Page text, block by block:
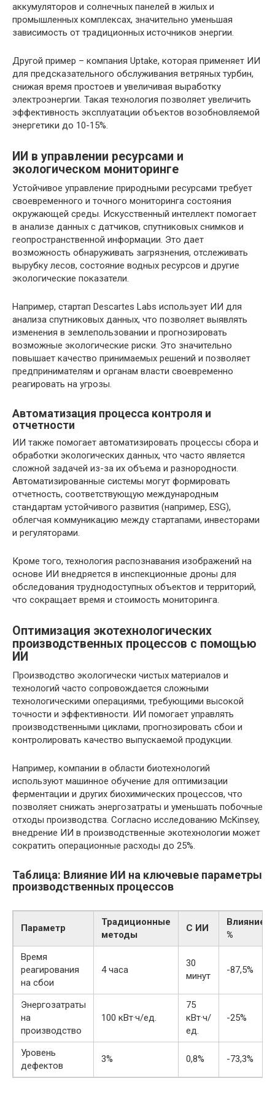
аккумуляторов и солнечных панелей в жилых и
промышленных комплексах, значительно уменьшая
зависимость от традиционных источников энергии.
Другой пример – компания Uptake, которая применяет ИИ
для предсказательного обслуживания ветряных турбин,
снижая время простоев и увеличивая выработку
электроэнергии. Такая технология позволяет увеличить
эффективность эксплуатации объектов возобновляемой
энергетики до 10-15%.
ИИ в управлении ресурсами и
экологическом мониторинге
Устойчивое управление природными ресурсами требует
своевременного и точного мониторинга состояния
окружающей среды. Искусственный интеллект помогает
в анализе данных с датчиков, спутниковых снимков и
геопространственной информации. Это дает
возможность обнаруживать загрязнения, отслеживать
вырубку лесов, состояние водных ресурсов и другие
экологические показатели.
Например, стартап Descartes Labs использует ИИ для
анализа спутниковых данных, что позволяет выявлять
изменения в землепользовании и прогнозировать
возможные экологические риски. Это значительно
повышает качество принимаемых решений и позволяет
предпринимателям и органам власти своевременно
реагировать на угрозы.
Автоматизация процесса контроля и
отчетности
ИИ также помогает автоматизировать процессы сбора и
обработки экологических данных, что часто является
сложной задачей из-за их объема и разнородности.
Автоматизированные системы могут формировать
отчетность, соответствующую международным
стандартам устойчивого развития (например, ESG),
облегчая коммуникацию между стартапами, инвесторами
и регуляторами.
Кроме того, технология распознавания изображений на
основе ИИ внедряется в инспекционные дроны для
обследования труднодоступных объектов и территорий,
что сокращает время и стоимость мониторинга.
Оптимизация экотехнологических
производственных процессов с помощью
ИИ
Производство экологически чистых материалов и
технологий часто сопровождается сложными
технологическими операциями, требующими высокой
точности и эффективности. ИИ помогает управлять
производственными циклами, прогнозировать сбои и
контролировать качество выпускаемой продукции.
Например, компании в области биотехнологий
используют машинное обучение для оптимизации
ферментации и других биохимических процессов, что
позволяет снижать энергозатраты и уменьшать побочные
отходы производства. Согласно исследованию McKinsey,
внедрение ИИ в производственные экотехнологии может
сократить операционные расходы до 25%.
Таблица: Влияние ИИ на ключевые параметры
производственных процессов
Параметр
Традиционные
методы
С ИИ
Влияние,
%
Время
реагирования
на сбои
4 часа
30
минут
-87,5%
Энергозатраты
на
производство
100 кВт·ч/ед.
75
кВт·ч/
ед.
-25%
Уровень
дефектов
3% 0,8% -73,3%